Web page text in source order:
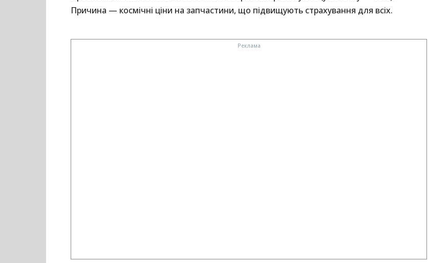
Причина — космічні ціни на запчастини, що підвищують страхування для всіх.